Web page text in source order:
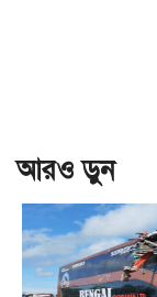
আরও ড়ুন